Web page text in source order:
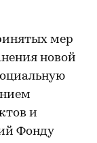
мер
новой
и
Фонду